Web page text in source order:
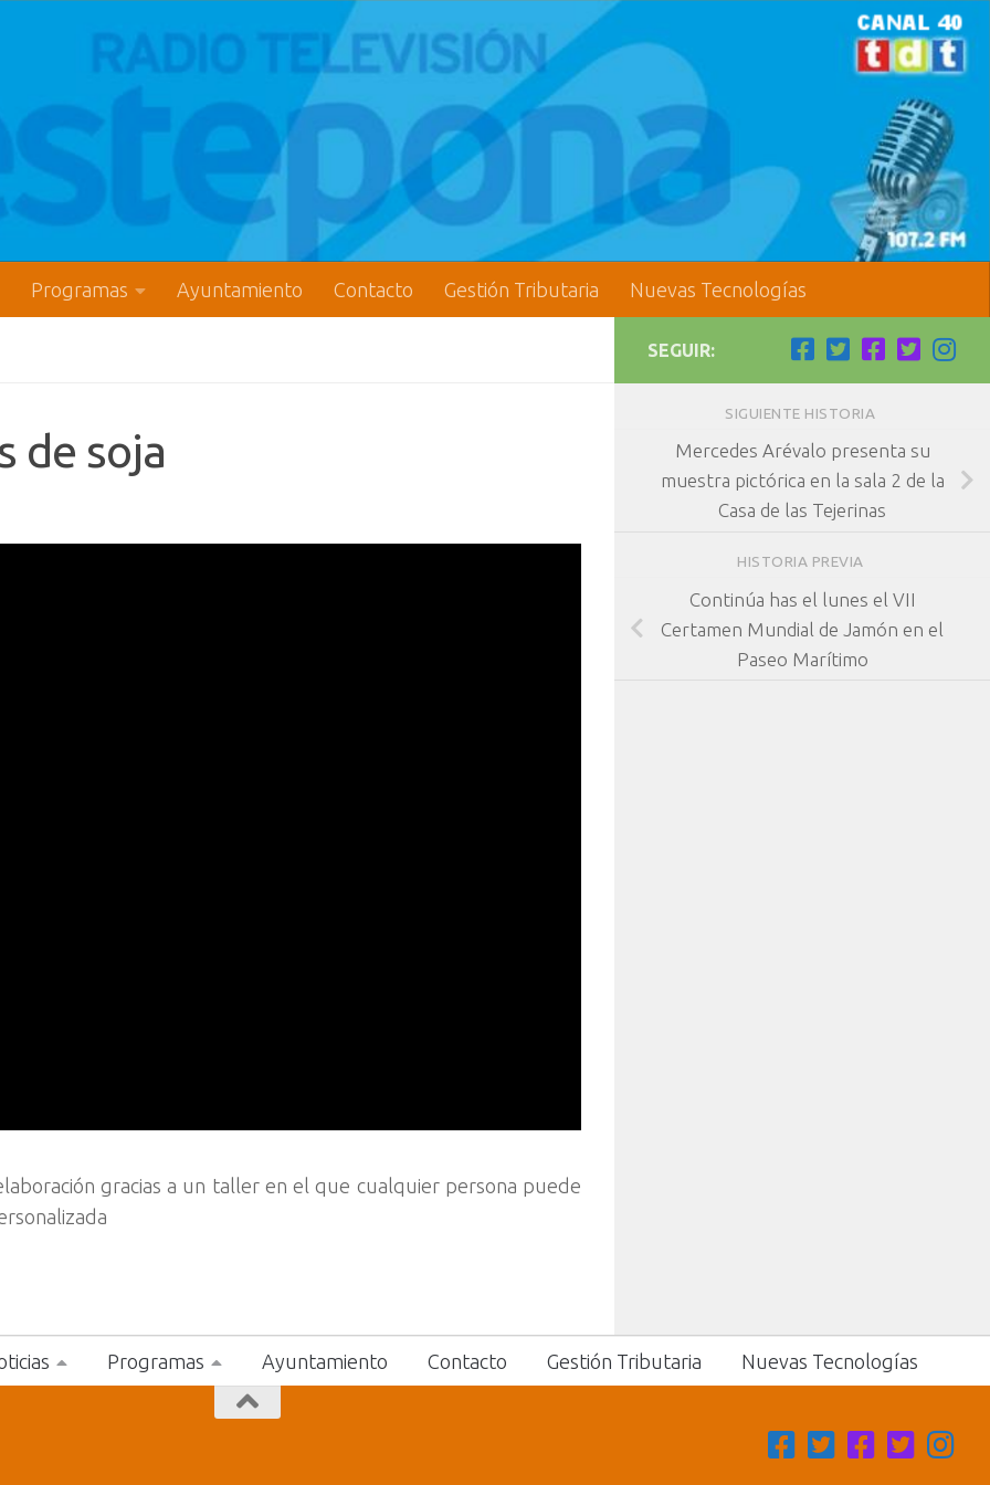
Programas Ayuntamiento Contacto Gestión Tributaria Nuevas Tecnologías
de soja
gracias a un taller en el que cualquier persona puede
SEGUIR:
SIGUIENTE HISTORIA
Mercedes Arévalo presenta su
muestra pictórica en la sala 2 de la
Casa de las Tejerinas
HISTORIA PREVIA
Continúa has el lunes el VII
Certamen Mundial de Jamón en el
Paseo Marítimo
Programas Ayuntamiento Contacto Gestión Tributaria Nuevas Tecnologías